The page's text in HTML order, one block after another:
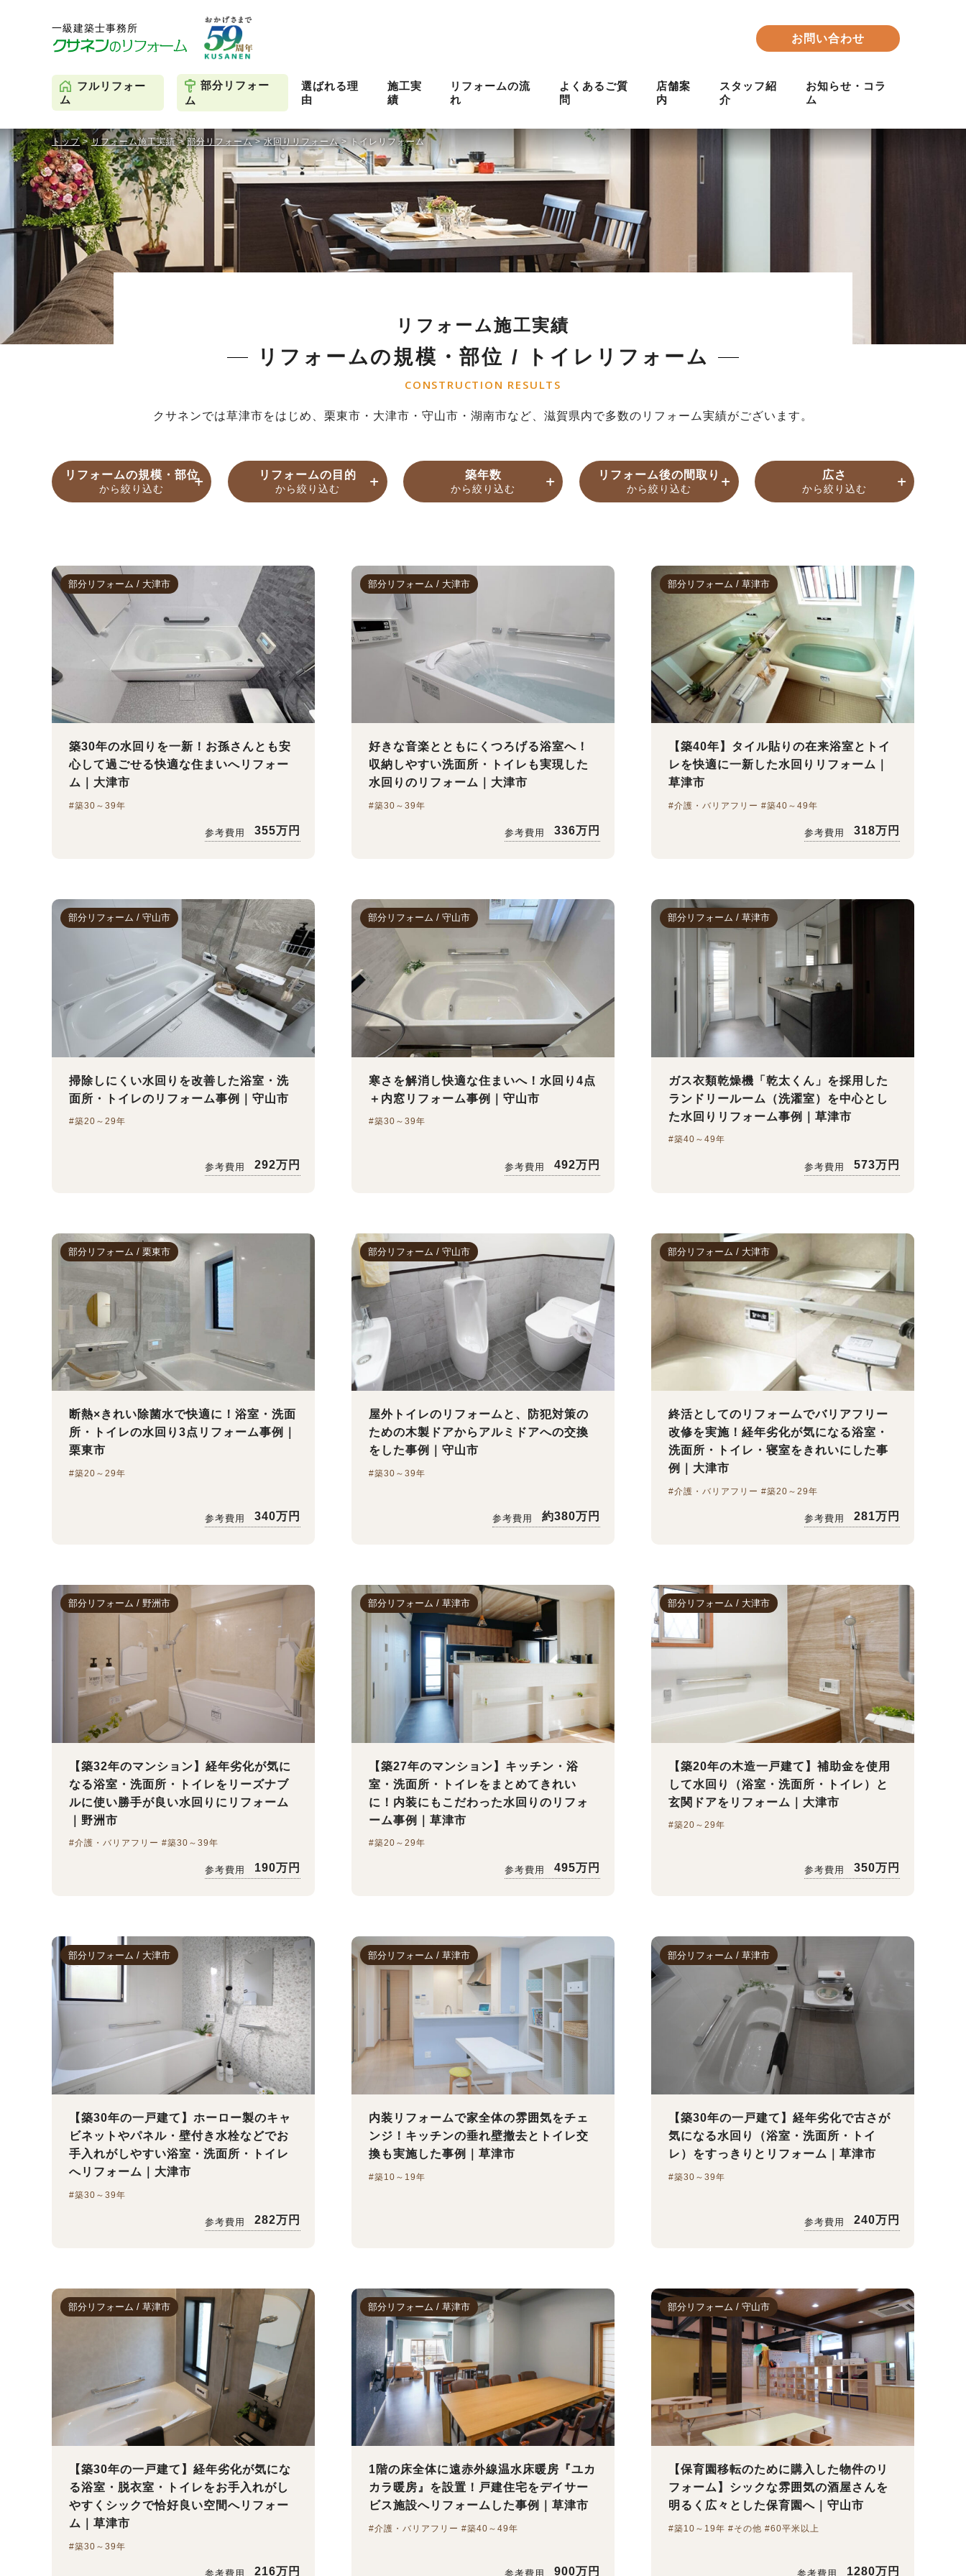
お問い合わせ
フルリフォー
ム
部分リフォー
ム
選ばれる理
由
施工実
績
リフォームの流
れ
よくあるご質
問
店舗案
内
スタッフ紹
介
お知らせ・コラ
ム
トップ>リフォーム施工実績>部分リフォーム>水回りリフォーム > トイレリフォーム
リフォーム施工実績
リフォームの規模・部位 / トイレリフォーム
CONSTRUCTION RESULTS
クサネンでは草津市をはじめ、栗東市・大津市・守山市・湖南市など、滋賀県内で多数のリフォーム実績がございます。
リフォームの規模・部位
から絞り込む
リフォームの目的
から絞り込む
築年数
から絞り込む
リフォーム後の間取り
から絞り込む
広さ
から絞り込む
ム
部分リフォーム 水回りリフォーム トイレリフォーム 洗面リフォーム
内装工事 玄関リフォーム 床暖房リフォーム
外壁塗装 エクステリア・外構
ーム
築50～59年 築60年以上
部分リフォーム / 大津市
築30年の水回りを一新！お孫さんとも安
心して過ごせる快適な住まいへリフォー
ム｜大津市
#築30～39年
参考費用 355万円
部分リフォーム / 大津市
好きな音楽とともにくつろげる浴室へ！
収納しやすい洗面所・トイレも実現した
水回りのリフォーム｜大津市
#築30～39年
参考費用 336万円
部分リフォーム / 草津市
【築40年】タイル貼りの在来浴室とトイ
レを快適に一新した水回りリフォーム｜
草津市
#介護・バリアフリー #築40～49年
参考費用 318万円
部分リフォーム / 守山市
掃除しにくい水回りを改善した浴室・洗
面所・トイレのリフォーム事例｜守山市
#築20～29年
参考費用 292万円
部分リフォーム / 守山市
寒さを解消し快適な住まいへ！水回り4点
＋内窓リフォーム事例｜守山市
#築30～39年
参考費用 492万円
部分リフォーム / 草津市
ガス衣類乾燥機「乾太くん」を採用した
ランドリールーム（洗濯室）を中心とし
た水回りリフォーム事例｜草津市
#築40～49年
参考費用 573万円
部分リフォーム / 栗東市
断熱×きれい除菌水で快適に！浴室・洗面
所・トイレの水回り3点リフォーム事例｜
栗東市
#築20～29年
参考費用 340万円
部分リフォーム / 守山市
屋外トイレのリフォームと、防犯対策の
ための木製ドアからアルミドアへの交換
をした事例｜守山市
#築30～39年
参考費用 約380万円
部分リフォーム / 大津市
終活としてのリフォームでバリアフリー
改修を実施！経年劣化が気になる浴室・
洗面所・トイレ・寝室をきれいにした事
例｜大津市
#介護・バリアフリー #築20～29年
参考費用 281万円
部分リフォーム / 野洲市
【築32年のマンション】経年劣化が気に
なる浴室・洗面所・トイレをリーズナブ
ルに使い勝手が良い水回りにリフォーム
｜野洲市
#介護・バリアフリー #築30～39年
参考費用 190万円
部分リフォーム / 草津市
【築27年のマンション】キッチン・浴
室・洗面所・トイレをまとめてきれい
に！内装にもこだわった水回りのリフォ
ーム事例｜草津市
#築20～29年
参考費用 495万円
部分リフォーム / 大津市
【築20年の木造一戸建て】補助金を使用
して水回り（浴室・洗面所・トイレ）と
玄関ドアをリフォーム｜大津市
#築20～29年
参考費用 350万円
部分リフォーム / 大津市
【築30年の一戸建て】ホーロー製のキャ
ビネットやパネル・壁付き水栓などでお
手入れがしやすい浴室・洗面所・トイレ
へリフォーム｜大津市
#築30～39年
参考費用 282万円
部分リフォーム / 草津市
内装リフォームで家全体の雰囲気をチェ
ンジ！キッチンの垂れ壁撤去とトイレ交
換も実施した事例｜草津市
#築10～19年
部分リフォーム / 草津市
【築30年の一戸建て】経年劣化で古さが
気になる水回り（浴室・洗面所・トイ
レ）をすっきりとリフォーム｜草津市
#築30～39年
参考費用 240万円
部分リフォーム / 草津市
【築30年の一戸建て】経年劣化が気にな
る浴室・脱衣室・トイレをお手入れがし
やすくシックで恰好良い空間へリフォー
ム｜草津市
#築30～39年
参考費用 216万円
部分リフォーム / 草津市
1階の床全体に遠赤外線温水床暖房『ユカ
カラ暖房』を設置！戸建住宅をデイサー
ビス施設へリフォームした事例｜草津市
#介護・バリアフリー #築40～49年
参考費用 900万円
部分リフォーム / 守山市
【保育園移転のために購入した物件のリ
フォーム】シックな雰囲気の酒屋さんを
明るく広々とした保育園へ｜守山市
#築10～19年 #その他 #60平米以上
参考費用 1280万円